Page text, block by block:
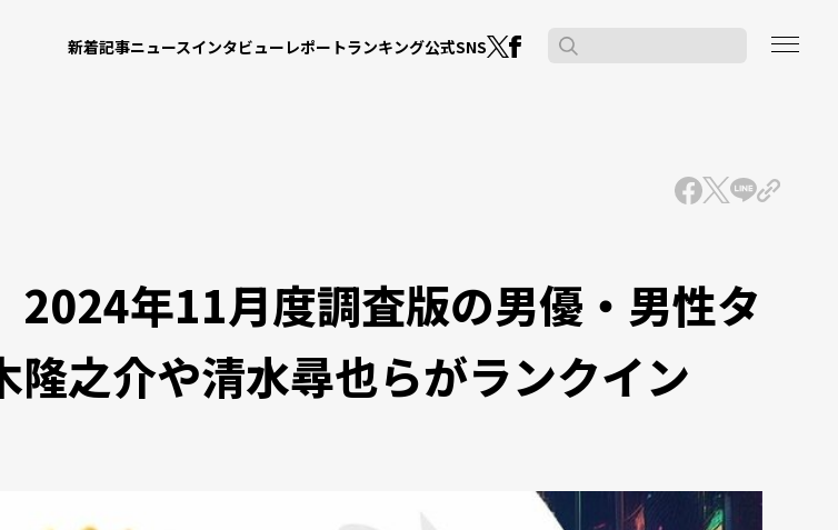
新着記事ニュースインタビュー レポートランキング公式SNS
2024年11月度調査版の男優・男性タ
之介や清水尋也らがランクイン